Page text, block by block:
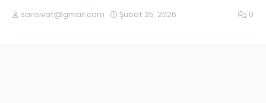
sarisivat@gmail.com Şubat 25, 2026 0